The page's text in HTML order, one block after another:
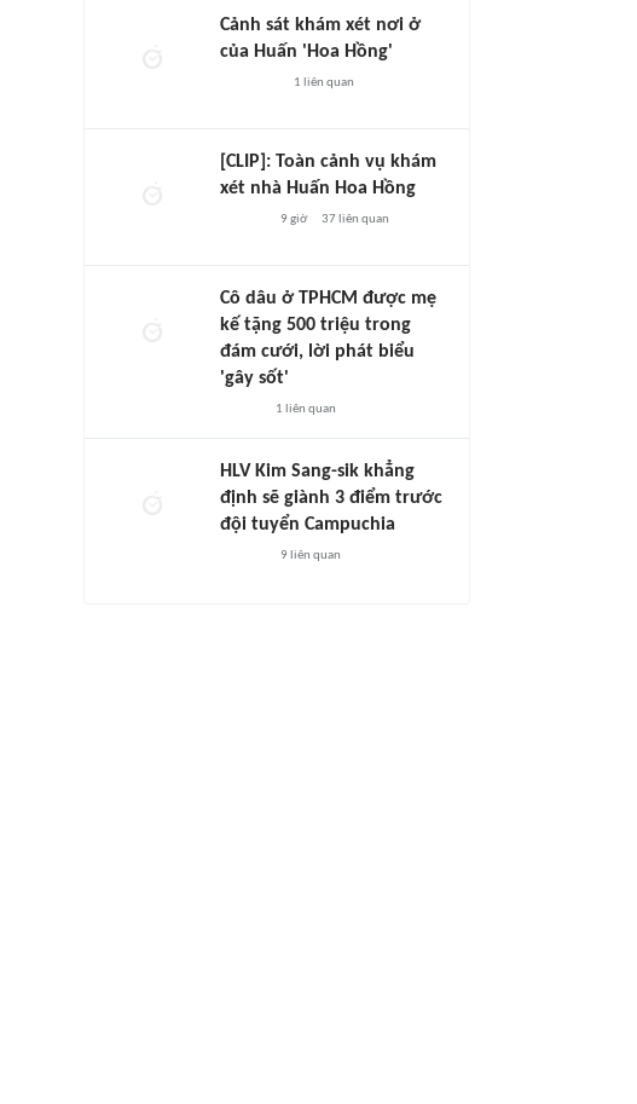
Cảnh sát khám xét nơi ở
của Huấn 'Hoa Hồng'
1 liên quan
[CLIP]: Toàn cảnh vụ khám
xét nhà Huấn Hoa Hồng
9 giờ 37liên quan
Cô dâu ở TPHCM được mẹ
kế tặng 500 triệu trong
đám cưới, lời phát biểu
'gây sốt'
1 liên quan
HLV Kim Sang-sik khẳng
định sẽ giành 3 điểm trước
đội tuyển Campuchia
9 liên quan